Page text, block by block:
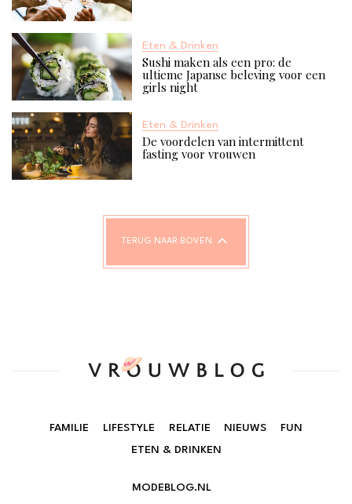
Eten & Drinken
Sushi maken als een pro: de
ultieme Japanse beleving voor een
girls night
Eten & Drinken
De voordelen van intermittent
fasting voor vrouwen
TERUG NAAR BOVEN
FAMILIE LIFESTYLE RELATIE NIEUWS
FUN
ETEN & DRINKEN
MODEBLOG.NL